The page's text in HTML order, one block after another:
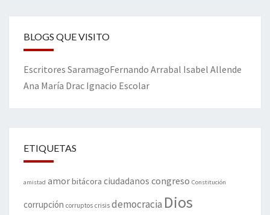
BLOGS QUE VISITO
Escritores SaramagoFernando Arrabal Isabel Allende
Ana María Drac Ignacio Escolar
ETIQUETAS
amistad amorbitácora ciudadanos congreso Constitución
corrupción corruptos crisis democracia Dios